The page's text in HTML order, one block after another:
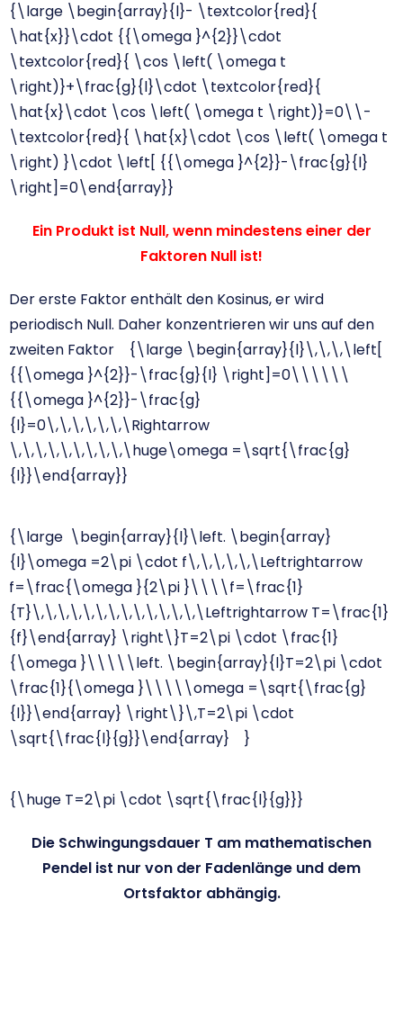
{\large \begin{array}{l}- \textcolor{red}{
\hat{x}}\cdot {{\omega }^{2}}\cdot
\textcolor{red}{ \cos \left( \omega t
\right)}+\frac{g}{l}\cdot \textcolor{red}{
\hat{x}\cdot \cos \left( \omega t \right)}=0\\-
\textcolor{red}{ \hat{x}\cdot \cos \left( \omega t
\right) }\cdot \left[ {{\omega }^{2}}-\frac{g}{l}
\right]=0\end{array}}
Ein Produkt ist Null, wenn mindestens einer der
Faktoren Null ist!
Der erste Faktor enthält den Kosinus, er wird
periodisch Null. Daher konzentrieren wir uns auf den
zweiten Faktor {\large \begin{array}{l}\,\,\,\left[
{{\omega }^{2}}-\frac{g}{l} \right]=0\\\\\\
{{\omega }^{2}}-\frac{g}
{l}=0\,\,\,\,\,\,\Rightarrow
\,\,\,\,\,\,\,\,\,\huge\omega =\sqrt{\frac{g}
{l}}\end{array}}
{\large \begin{array}{l}\left. \begin{array}
{l}\omega =2\pi \cdot f\,\,\,\,\,\Leftrightarrow
f=\frac{\omega }{2\pi }\\\\f=\frac{1}
{T}\,\,\,\,\,\,\,\,\,\,\,\,\,\Leftrightarrow T=\frac{1}
{f}\end{array} \right\}T=2\pi \cdot \frac{1}
{\omega }\\\\\left. \begin{array}{l}T=2\pi \cdot
\frac{1}{\omega }\\\\\omega =\sqrt{\frac{g}
{l}}\end{array} \right\}\,T=2\pi \cdot
\sqrt{\frac{l}{g}}\end{array} }
{\huge T=2\pi \cdot \sqrt{\frac{l}{g}}}
Die Schwingungsdauer T am mathematischen
Pendel ist nur von der Fadenlänge und dem
Ortsfaktor abhängig.